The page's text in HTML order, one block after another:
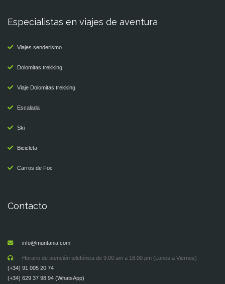
Especialistas en viajes de aventura
Viajes senderismo
Dolomitas trekking
Viaje Dolomitas trekking
Escalada
Ski
Bicicleta
Carros de Foc
Contacto
info@muntania.com
Horario de atención telefónica de 9:00 am a 18:00 pm (Lunes a Viernes)
(+34) 91 005 20 74
(+34) 629 37 98 94 (WhatsApp)